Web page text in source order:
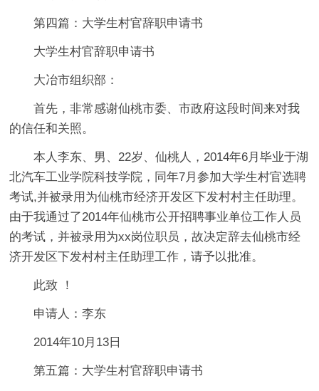
第四篇：大学生村官辞职申请书
大学生村官辞职申请书
大冶市组织部：
首先，非常感谢仙桃市委、市政府这段时间来对我
的信任和关照。
本人李东、男、22岁、仙桃人，2014年6月毕业于湖
北汽车工业学院科技学院，同年7月参加大学生村官选聘
考试,并被录用为仙桃市经济开发区下发村村主任助理。
由于我通过了2014年仙桃市公开招聘事业单位工作人员
的考试，并被录用为xx岗位职员，故决定辞去仙桃市经
济开发区下发村村主任助理工作，请予以批准。
此致 ！
申请人：李东
2014年10月13日
第五篇：大学生村官辞职申请书